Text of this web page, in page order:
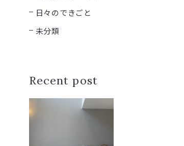
日々のできごと
未分類
Recent post